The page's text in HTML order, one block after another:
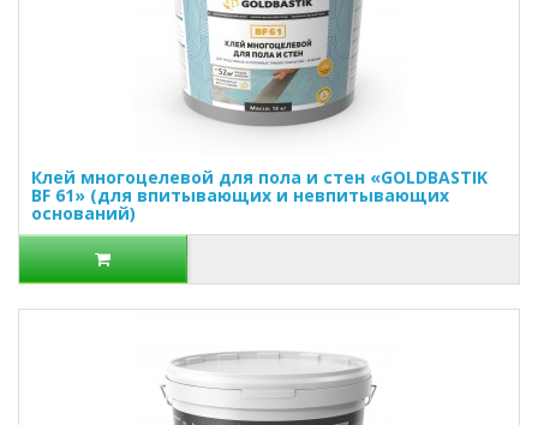
Клей многоцелевой для пола и стен «GOLDBASTIK
BF 61» (для впитывающих и невпитывающих
оснований)